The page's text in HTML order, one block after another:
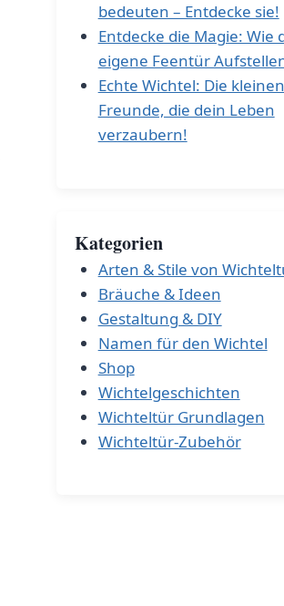
bedeuten – Entdecke sie!
Entdecke die Magie: Wie
eigene Feentür
Echte Wichtel: Die kleinen
Freunde, die dein Leben
verzaubern!
Kategorien
Arten & Stile von
Bräuche & Ideen
Gestaltung & DIY
Namen für den Wichtel
Shop
Wichtelgeschichten
Wichteltür Grundlagen
Wichteltür-Zubehör